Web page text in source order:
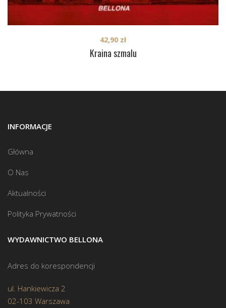
Kraina szmalu
42,90 zł
INFORMACJE
Główna
O Nas
Aktualności
Polityka Prywatności
WYDAWNICTWO BELLONA
Adres do korespondencji
ul. Hankiewicza 2
02-103 Warszawa